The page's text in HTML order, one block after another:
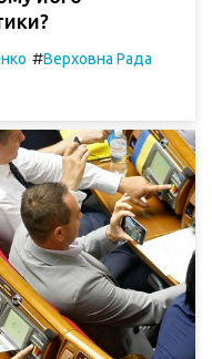
#Верховна Рада